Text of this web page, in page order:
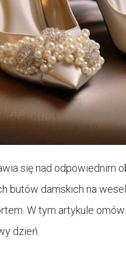
się nad odpowiednim
butów damskich na
W tym artykule
dzień.